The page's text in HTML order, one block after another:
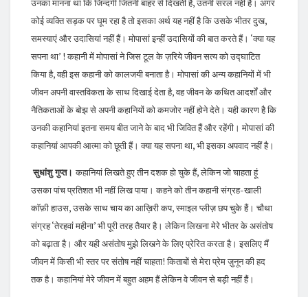
उनका मानना था कि जिन्दगी जितनी बाहर से दिखती है, उतनी सरल नहीं है। अगर
कोई व्यक्ति सड़क पर घूम रहा है तो इसका अर्थ यह नहीं है कि उसके भीतर दुख,
समस्याएं और उदासियां नहीं हैं। मोपासां इन्हीं उदासियों की बात करते हैं। ‘क्या यह
सपना था’ ! कहानी में मोपासां ने जिस टूल के ज़रिये जीवन सत्य को उद्घाटित
किया है, वही इस कहानी को कालजयी बनाता है। मोपासां की अन्य कहानियों में भी
जीवन अपनी वास्तविकता के साथ दिखाई देता है, वह जीवन के कथित आदर्शों और
नैतिकताओं के बोझ से अपनी कहानियों को कमजोर नहीं होने देते। यही कारण है कि
उनकी कहानियां इतना समय बीत जाने के बाद भी जिवित हैं और रहेंगी। मोपासां की
कहानियां आपकी आत्मा को छूती हैं। क्या यह सपना था, भी इसका अपवाद नहीं है।
सुधांशु गुप्त।कहानियां लिखते हुए तीन दशक हो चुके हैं, लेकिन जो चाहता हूं
उसका पांच प्रतिशत भी नहीं लिख पाया। कहने को तीन कहानी संग्रह-खाली
कॉफ़ी हाउस, उसके साथ चाय का आख़िरी कप, स्माइल प्लीज़ छप चुके हैं। चौथा
संग्रह ‘तेरहवां महीना’ भी पूरी तरह तैयार है। लेकिन लिखना मेरे भीतर के असंतोष
को बढ़ाता है। और यही असंतोष मुझे लिखने के लिए प्रेरित करता है। इसलिए मैं
जीवन में किसी भी स्तर पर संतोष नहीं चाहता! किताबों से मेरा प्रेम ज़ुनून की हद
तक है। कहानियां मेरे जीवन में बहुत अहम हैं लेकिन वे जीवन से बड़ी नहीं हैं।